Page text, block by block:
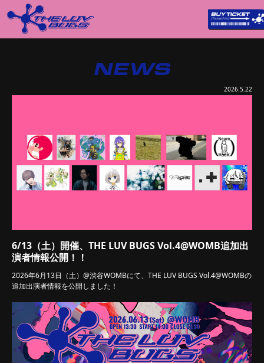
NEWS
2026.5.22
6/13（土）開催、THE LUV BUGS Vol.4@WOMB追加出
演者情報公開！！
2026年6月13日（土）@渋谷WOMBにて、THE LUV BUGS Vol.4@WOMBの
追加出演者情報を公開しました！